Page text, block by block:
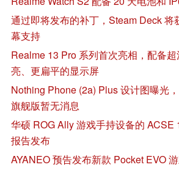
通过即将发布的补丁，Steam Deck 将
幕支持
Realme 13 Pro 系列首次亮相，配备
亮、更扁平的显示屏
Nothing Phone (2a) Plus 设计图曝光
旗舰版暂无消息
华硕 ROG Ally 游戏手持设备的 ACSE
报告发布
AYANEO 预告发布新款 Pocket EVO